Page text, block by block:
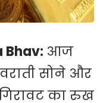
Bhav: आज
सोने और
का रुख